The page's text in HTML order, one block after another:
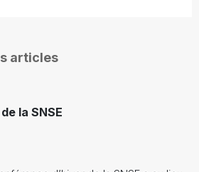
articles
la SNSE